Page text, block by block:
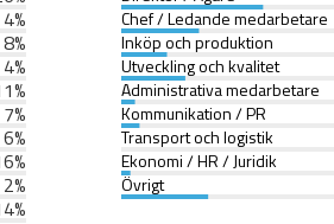
4%
8%
4%
%
7%
6%
%
2%
%
Chef / Ledande medarbetare
Inköp och produktion
Utveckling och kvalitet
Administrativa medarbetare
Kommunikation / PR
Transport och logistik
Ekonomi / HR / Juridik
Övrigt